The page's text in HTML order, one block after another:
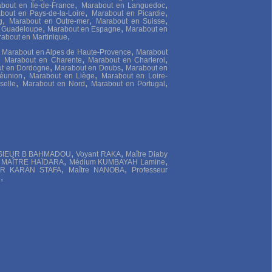
en Ile-de-France, Marabout en Languedoc,
en Pays-de-la-Loire, Marabout en Picardie,
, Marabout en Outre-mer, Marabout en Suisse,
, Marabout en Espagne, Marabout en
en Martinique,
Marabout en Alpes de Haute-Provence, Marabout
Marabout en Charente, Marabout en Charleroi,
en Dordogne, Marabout en Doubs, Marabout en
, Marabout en Liège,
Marabout en Loire-
, Marabout en Nord , Marabout en Portugal ,
B BAHMADOU,Voyant RAKA, Maître Diaby
MAÎTRE HAÏDARA, Médium KUMBAYAH Lamine,
KARAN STAFA, Maître NANOBA,
Professeur
,